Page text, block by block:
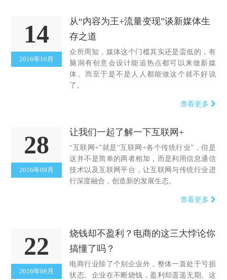
14
2016年10月
从“内容为王+流量变现”谈新媒体生
存之道
众所周知，媒体这个门槛其实还是蛮低的，有
脑洞有创意会设计能追热点都可以来做新媒
体。而至于是不是人人都能做这个就不好说
了。
查看更多
28
2016年09月
让我们一起了解一下互联网+
“互联网+”就是“互联网+各个传统行业”，但是
这并不是简单的两者相加，而是利用信息通信
技术以及互联网平台，让互联网与传统行业进
行深度融合，创造新的发展生态。
查看更多
22
2016年08月
烧钱却不盈利？电商的这三大悖论你
搞懂了吗？
电商行业除了个别企业外，整体一直处于亏损
状态。企业在不断烧钱，盈利却遥遥无期。这